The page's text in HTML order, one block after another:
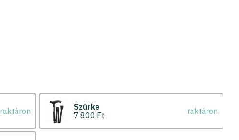
raktáron
Szürke
7 800 Ft
raktáron